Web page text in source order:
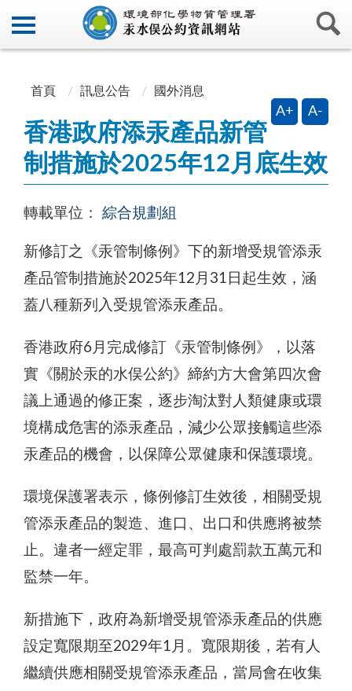
首頁 訊息公告 國外消息
A+ A-
香港政府添汞產品新管
制措施於2025年12月底生效
轉載單位： 綜合規劃組
新修訂之《汞管制條例》下的新增受規管添汞
產品管制措施於2025年12月31日起生效，涵
蓋八種新列入受規管添汞產品。
香港政府6月完成修訂《汞管制條例》，以落
實《關於汞的水俣公約》締約方大會第四次會
議上通過的修正案，逐步淘汰對人類健康或環
境構成危害的添汞產品，減少公眾接觸這些添
汞產品的機會，以保障公眾健康和保護環境。
環境保護署表示，條例修訂生效後，相關受規
管添汞產品的製造、進口、出口和供應將被禁
止。違者一經定罪，最高可判處罰款五萬元和
監禁一年。
新措施下，政府為新增受規管添汞產品的供應
設定寬限期至2029年1月。寬限期後，若有人
繼續供應相關受規管添汞產品，當局會在收集